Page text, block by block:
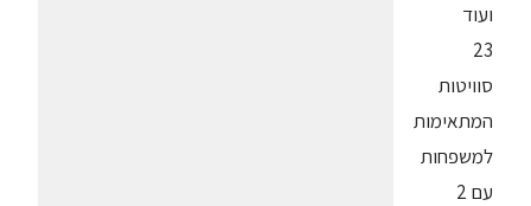
ועוד
23
סוויטות
המתאימות
למשפחות
עם 2